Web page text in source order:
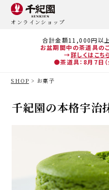
合計金額11,000円以
お盆期間中の茶道具の
→詳しくはこち
●茶道具：8月7日（
オンラインショップ
SHOP お菓子
千紀園の本格宇治